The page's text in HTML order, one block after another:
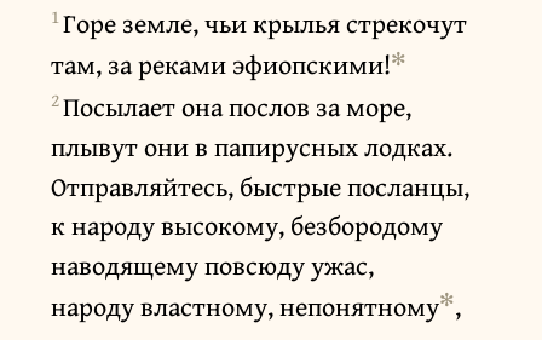
1Горе земле, чьи крылья стрекочут
там, за реками эфиопскими!✻
2Посылает она послов за море,
плывут они в папирусных лодках.
Отправляйтесь, быстрые посланцы,
к народу высокому, безбородому
наводящему повсюду ужас,
народу властному, непонятному✻,